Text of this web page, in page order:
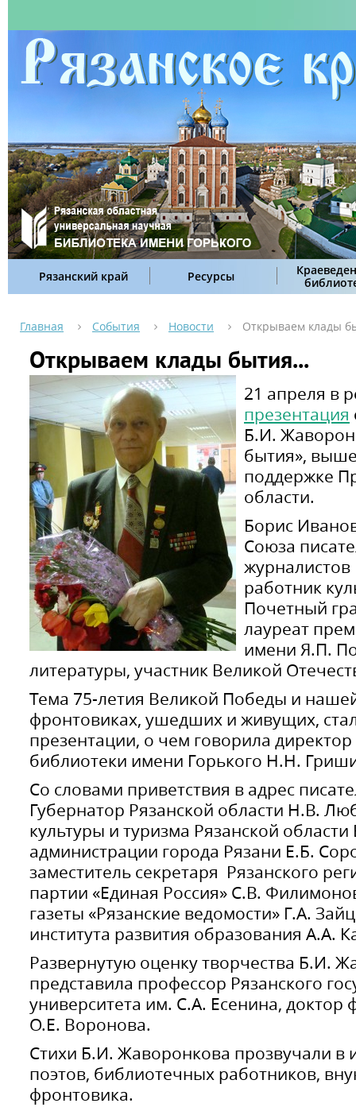
Рязанский край Ресурсы
Главная События Новости Открываем клады
Открываем клады бытия...
21 апреля в
презентация
Б.И.
бытия»,
поддержке
области.
Борис
Союза
работник
Почетный
лауреат
имени Я.П.
литературы, участник Великой
Тема 75-летия Великой Победы и
фронтовиках, ушедших и живущих,
презентации, о чем говорила
библиотеки имени Горького Н.Н.
Со словами приветствия в адрес
Губернатор Рязанской области Н.В.
культуры и туризма Рязанской
администрации города Рязани Е.Б.
заместитель секретаря Рязанского
партии «Единая Россия» С.В.
газеты «Рязанские ведомости» Г.А.
института развития образования А.А.
Развернутую оценку творчества Б.И.
представила профессор Рязанского
университета им. С.А. Есенина, доктор
О.Е. Воронова.
Стихи Б.И. Жаворонкова прозвучали в
поэтов, библиотечных работников,
фронтовика.